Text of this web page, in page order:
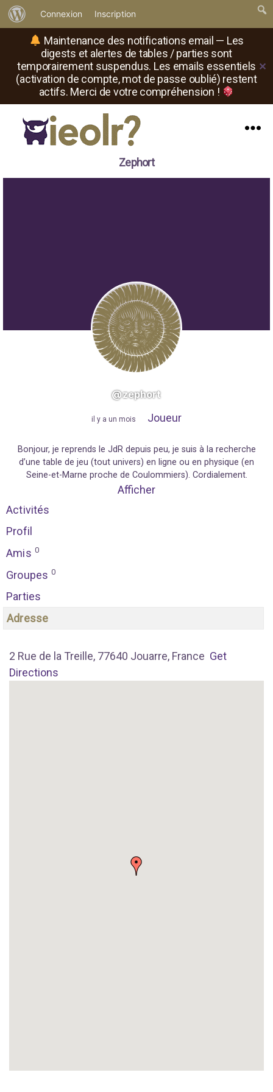
Maintenance des notifications email — Les
digests et alertes de tables / parties sont
temporairement suspendus. Les emails essentiels
(activation de compte, mot de passe oublié) restent
actifs. Merci de votre compréhension !
✕
propos
de
WordPress
Connexion Inscription
où
Zephort
@zephort
il y a un mois Joueur
Bonjour, je reprends le JdR depuis peu, je suis à la recherche
d’une table de jeu (tout univers) en ligne ou en physique (en
Seine-et-Marne proche de Coulommiers). Cordialement.
Afficher
Activités
Profil
Amis 0
Groupes 0
Parties
Adresse
2 Rue de la Treille, 77640 Jouarre, France Get
Directions